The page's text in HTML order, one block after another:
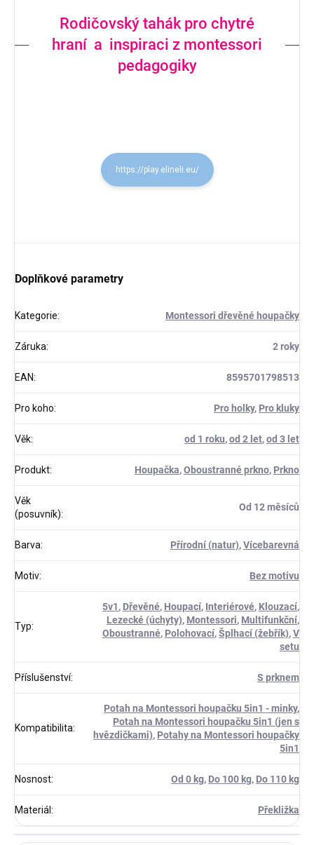
Rodičovský tahák pro chytré
hraní a inspiraci z montessori
pedagogiky
https://play.elineli.eu/
Doplňkové parametry
Kategorie: Montessori dřevěné houpačky
Záruka: 2 roky
EAN: 8595701798513
Pro koho: Pro holky, Pro kluky
Věk: od 1 roku,od 2 let,od 3 let
Produkt: Houpačka,Oboustranné prkno, Prkno
Věk
(posuvník):
Od 12 měsíců
Barva: Přírodní (natur),Vícebarevná
Motiv: Bez motivu
Typ:
5v1, Dřevěné, Houpací, Interiérové, Klouzací,
Lezecké (úchyty), Montessori, Multifunkční,
Oboustranné, Polohovací,Šplhací (žebřík),V
setu
Příslušenství: S prknem
Kompatibilita:
Potah na Montessori houpačku 5in1 - minky,
Potah na Montessori houpačku 5in1 (jen s
hvězdičkami), Potahy na Montessori houpačky
5in1
Nosnost: Od 0 kg, Do 100 kg, Do 110 kg
Materiál : Překližka